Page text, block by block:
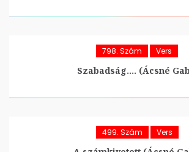
798. Szám Vers
Szabadság…. (Ácsné
499. Szám Vers